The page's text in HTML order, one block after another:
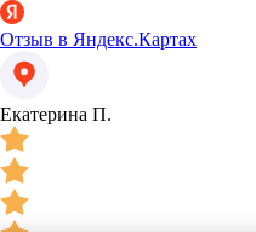
Отзыв в Яндекс.Картах
Екатерина П.